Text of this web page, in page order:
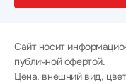
Сайт носит
публичной офертой.
Цена, внешний вид,